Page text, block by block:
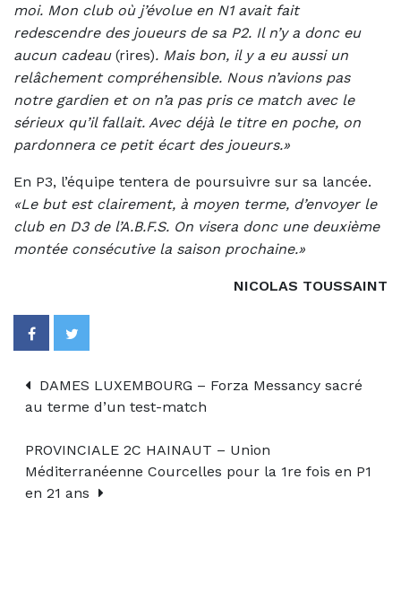
moi. Mon club où j’évolue en N1 avait fait
redescendre des joueurs de sa P2. Il n’y a donc eu
aucun cadeau (rires). Mais bon, il y a eu aussi un
relâchement compréhensible. Nous n’avions pas
notre gardien et on n’a pas pris ce match avec le
sérieux qu’il fallait. Avec déjà le titre en poche, on
pardonnera ce petit écart des joueurs.»
En P3, l’équipe tentera de poursuivre sur sa lancée.
«Le but est clairement, à moyen terme, d’envoyer le
club en D3 de l’A.B.F.S. On visera donc une deuxième
montée consécutive la saison prochaine.»
NICOLAS TOUSSAINT
DAMES LUXEMBOURG – Forza Messancy sacré
au terme d’un test-match
PROVINCIALE 2C HAINAUT – Union
Méditerranéenne Courcelles pour la 1re fois en P1
en 21 ans